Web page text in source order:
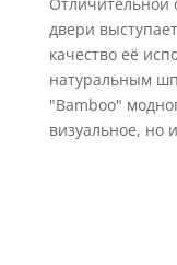
двери
качество её
натуральным
"Bamboo"
визуальное, но